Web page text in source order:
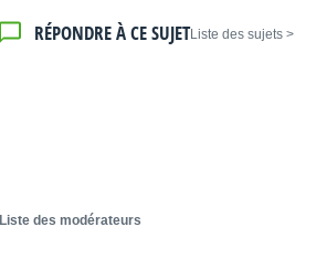
< Liste des sujets
RÉPONDRE À CE SUJET
Liste des modérateurs